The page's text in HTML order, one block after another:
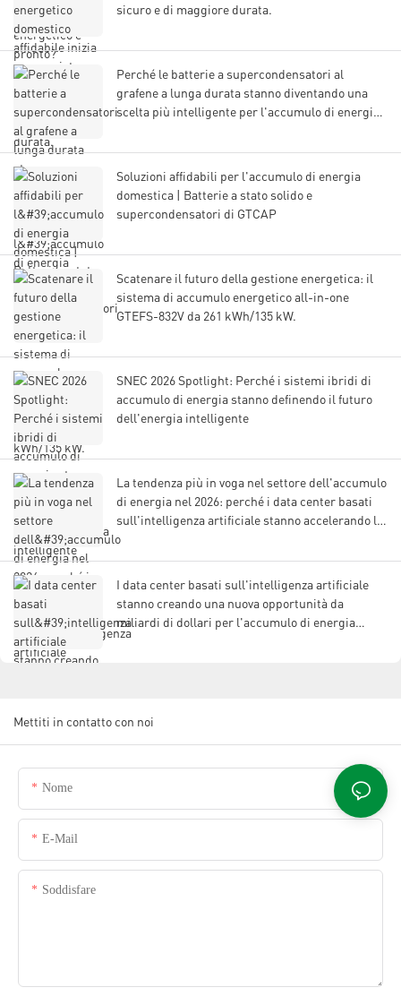
sicuro e di maggiore durata.
Perché le batterie a supercondensatori al
grafene a lunga durata stanno diventando una
scelta più intelligente per l'accumulo di energia
Soluzioni affidabili per l'accumulo di energia
domestica | Batterie a stato solido e
supercondensatori di GTCAP
Scatenare il futuro della gestione energetica: il
sistema di accumulo energetico all-in-one
GTEFS-832V da 261 kWh/135 kW.
SNEC 2026 Spotlight: Perché i sistemi ibridi di
accumulo di energia stanno definendo il futuro
dell'energia intelligente
La tendenza più in voga nel settore dell'accumulo
di energia nel 2026: perché i data center basati
sull'intelligenza artificiale stanno accelerando la
domanda di sistemi di accumulo ibridi.
I data center basati sull'intelligenza artificiale
stanno creando una nuova opportunità da
miliardi di dollari per l'accumulo di energia
tramite supercondensatori.
Mettiti in contatto con noi
Nome
E-Mail
Soddisfare